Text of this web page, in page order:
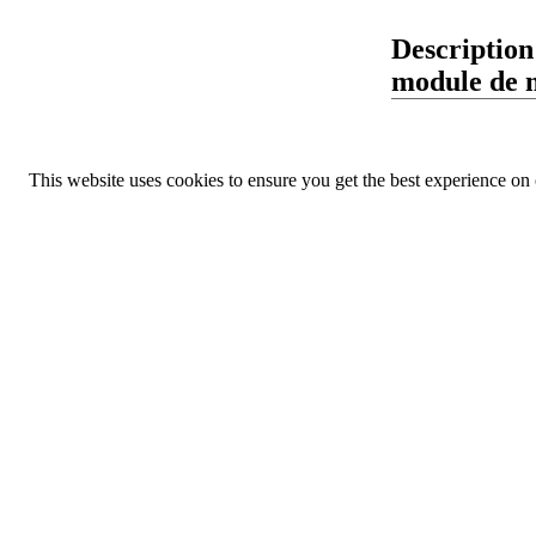
module de
This website uses cookies to ensure you get the best experience